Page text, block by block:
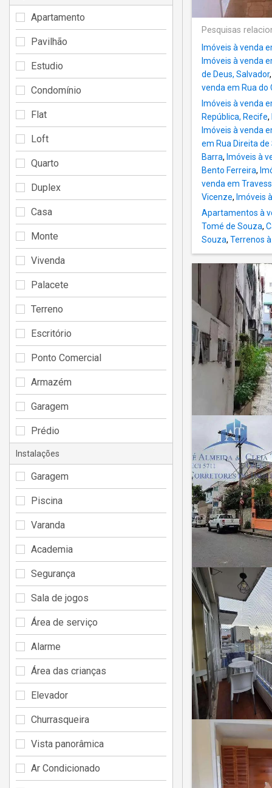
Pesquisas
Imóveis à venda
Imóveis à venda
de Deus, Salvador,
venda em Rua do
Imóveis à venda
República, Recife,
Imóveis à venda
em Rua Direita
Barra, Imóveis à
Bento Ferreira,
venda em
Vicenze, Imóveis
Apartamentos à
Tomé de Souza,
Souza, Terrenos
Apartamento
Pavilhão
Estudio
Condomínio
Flat
Loft
Quarto
Duplex
Casa
Monte
Vivenda
Palacete
Terreno
Escritório
Ponto Comercial
Armazém
Garagem
Prédio
Instalações
Garagem
Piscina
Varanda
Academia
Segurança
Sala de jogos
Área de serviço
Alarme
Área das crianças
Elevador
Churrasqueira
Vista panorâmica
Ar Condicionado